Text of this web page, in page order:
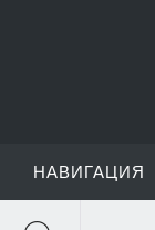
НАВИГАЦИЯ